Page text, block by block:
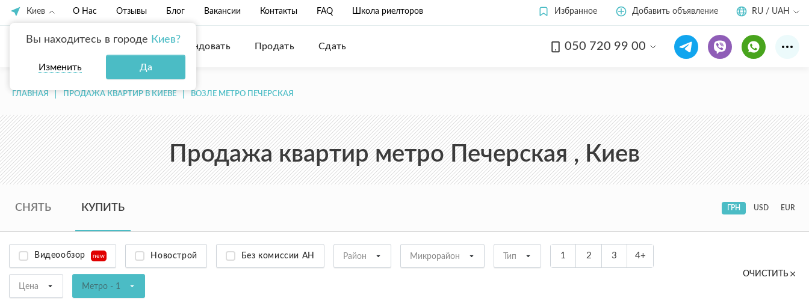
Киев
Вы находитесь в городе Киев?
Изменить Да
О Нас Отзывы Блог Вакансии Контакты FAQ Школа риелторов Избранное Добавить объявление RU / UAH
Купить Арендовать Продать Сдать 050 720 99 00
ГЛАВНАЯ ПРОДАЖА КВАРТИР В КИЕВЕ ВОЗЛЕ МЕТРО ПЕЧЕРСКАЯ
Продажа квартир метро Печерская , Киев
СНЯТЬ КУПИТЬ ГРН USD EUR
Видеообзор new Новострой Без комиссии АН Район Микрорайон Тип 1 2 3 4+
Цена Метро - 1
ОЧИСТИТЬ